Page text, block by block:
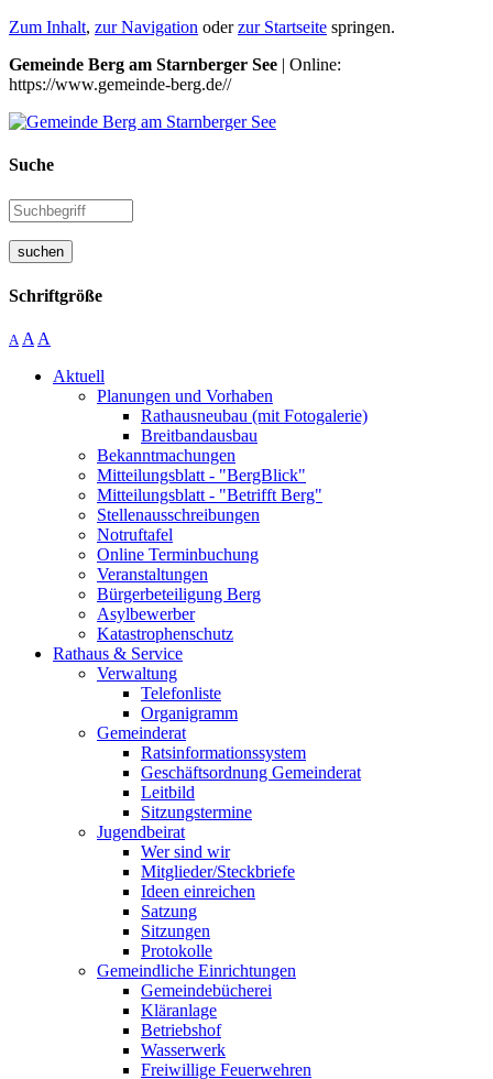
Zum Inhalt, zur Navigation oderzur Startseite springen.
Gemeinde Berg am Starnberger See | Online:
https://www.gemeinde-berg.de//
Suche
suchen
Schriftgröße
A A A
Aktuell
Planungen und Vorhaben
Rathausneubau (mit Fotogalerie)
Breitbandausbau
Bekanntmachungen
Mitteilungsblatt - "BergBlick"
Mitteilungsblatt - "Betrifft Berg"
Stellenausschreibungen
Notruftafel
Online Terminbuchung
Veranstaltungen
Bürgerbeteiligung Berg
Asylbewerber
Katastrophenschutz
Rathaus & Service
Verwaltung
Telefonliste
Organigramm
Gemeinderat
Ratsinformationssystem
Geschäftsordnung Gemeinderat
Leitbild
Sitzungstermine
Jugendbeirat
Wer sind wir
Mitglieder/Steckbriefe
Ideen einreichen
Satzung
Sitzungen
Protokolle
Gemeindliche Einrichtungen
Gemeindebücherei
Kläranlage
Betriebshof
Wasserwerk
Freiwillige Feuerwehren